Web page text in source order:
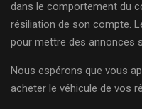
dans le comportement du
résiliation de son compte.
pour mettre des annonces
Nous espérons que vous
acheter le véhicule de vos